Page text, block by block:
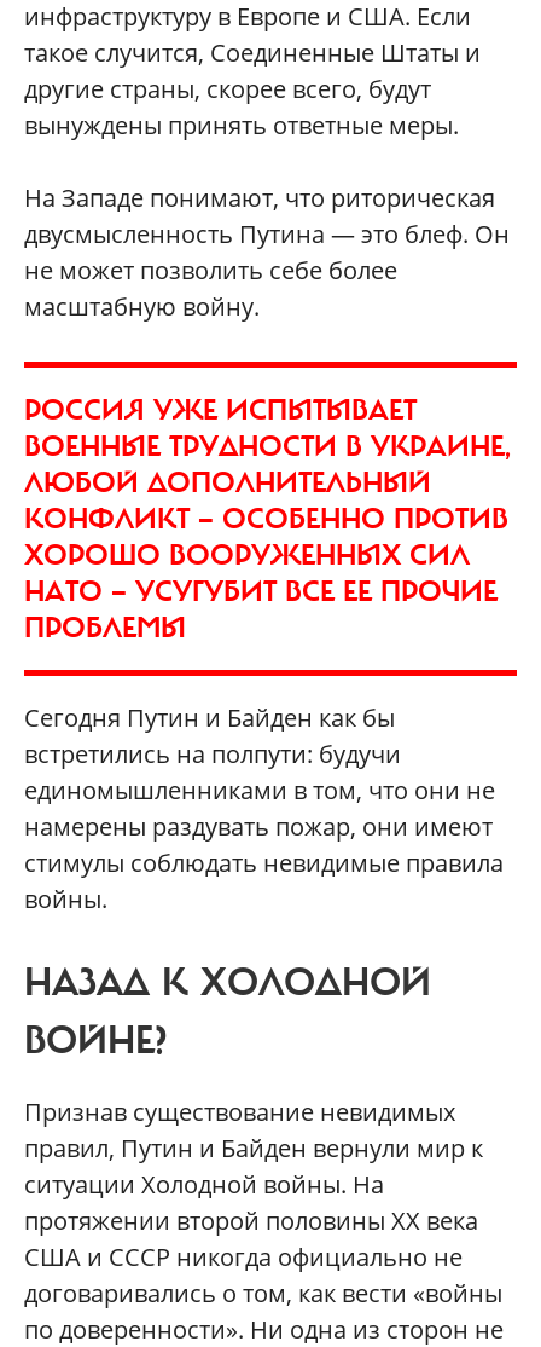
инфраструктуру в Европе и США. Если
такое случится, Соединенные Штаты и
другие страны, скорее всего, будут
вынуждены принять ответные меры.
На Западе понимают, что риторическая
двусмысленность Путина — это блеф. Он
не может позволить себе более
масштабную войну.
РОССИЯ УЖЕ ИСПЫТЫВАЕТ
ВОЕННЫЕ ТРУДНОСТИ В УКРАИНЕ,
ЛЮБОЙ ДОПОЛНИТЕЛЬНЫЙ
КОНФЛИКТ — ОСОБЕННО ПРОТИВ
ХОРОШО ВООРУЖЕННЫХ СИЛ
НАТО — УСУГУБИТ ВСЕ ЕЕ ПРОЧИЕ
ПРОБЛЕМЫ
Сегодня Путин и Байден как бы
встретились на полпути: будучи
единомышленниками в том, что они не
намерены раздувать пожар, они имеют
стимулы соблюдать невидимые правила
войны.
НАЗАД К ХОЛОДНОЙ
ВОЙНЕ?
Признав существование невидимых
правил, Путин и Байден вернули мир к
ситуации Холодной войны. На
протяжении второй половины ХХ века
США и СССР никогда официально не
договаривались о том, как вести «войны
по доверенности». Ни одна из сторон не